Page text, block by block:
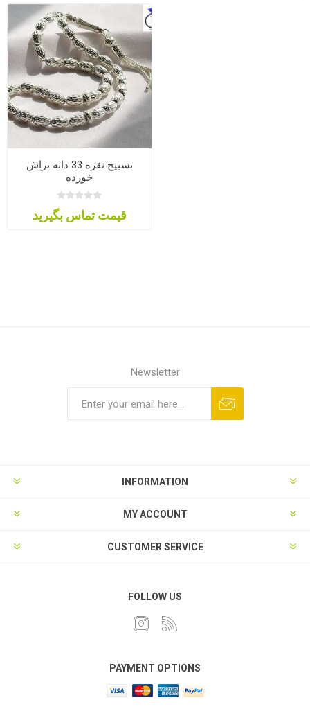
تسبیح نقره 33 دانه تراش
خورده
قیمت تماس بگیرید
Newsletter
INFORMATION
MY ACCOUNT
CUSTOMER SERVICE
FOLLOW US
PAYMENT OPTIONS